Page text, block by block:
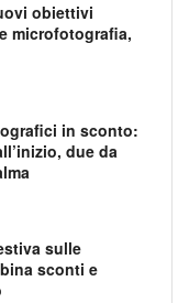
obiettivi
microfotografia,
in sconto:
due da
sulle
sconti e